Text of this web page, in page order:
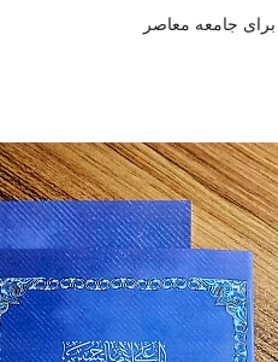
برای جامعه معاصر